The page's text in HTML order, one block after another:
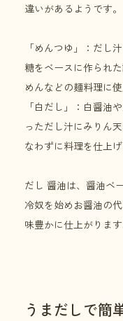
違いがあるようです。
「めんつゆ」：だし
糖をベースに作られ
めんなどの麺料理に使
「白だし」：白醤油
っただし汁にみりん
なわずに料理を仕上
だし 醤油は、醤油ベ
冷奴を始めお醤油の
味豊かに仕上がります
うまだしで簡